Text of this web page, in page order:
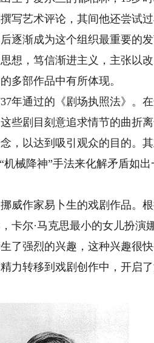
写艺术评论，其间他还尝试过
逐渐成为这个组织最重要的
想，笃信渐进主义，主张以
多部作品中有所体现。
通过的《剧场执照法》。
些剧目刻意追求情节的曲折
，以达到吸引观众的目的。
械降神”手法来化解矛盾如
作家易卜生的戏剧作品。
卡尔·马克思最小的女儿扮演
了强烈的兴趣，这种兴趣很
力转移到戏剧创作中，开启